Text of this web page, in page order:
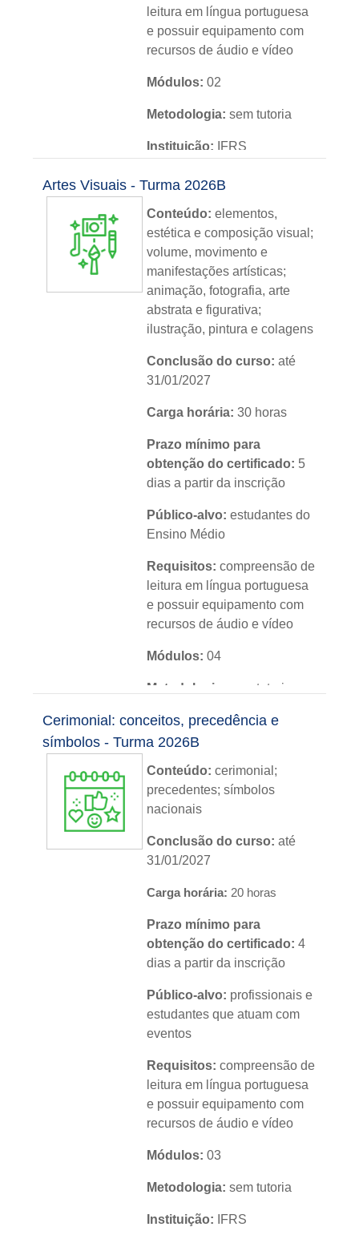
leitura em língua portuguesa
e possuir equipamento com
recursos de áudio e vídeo
Módulos: 02
Metodologia: sem tutoria
Instituição: IFRS
Nível: básico
Idioma:português
Artes Visuais - Turma 2026B
Conteúdo:elementos,
estética e composição visual;
volume, movimento e
manifestações artísticas;
animação, fotografia, arte
abstrata e figurativa;
ilustração, pintura e colagens
Conclusão do curso: até
31/01/2027
Carga horária:30 horas
Prazo mínimo para
obtenção do certificado: 5
dias a partir da inscrição
Público-alvo:estudantes do
Ensino Médio
Requisitos: compreensão de
leitura em língua portuguesa
e possuir equipamento com
recursos de áudio e vídeo
Módulos: 04
Metodologia: sem tutoria
Instituição:IFRS
Idioma:português
Cerimonial: conceitos, precedência e
símbolos - Turma 2026B
Conteúdo: cerimonial;
precedentes; símbolos
nacionais
Conclusão do curso: até
31/01/2027
Carga horária: 20 horas
Prazo mínimo para
obtenção do certificado:4
dias a partir da inscrição
Público-alvo: profissionais e
estudantes que atuam com
eventos
Requisitos: compreensão de
leitura em língua portuguesa
e possuir equipamento com
recursos de áudio e vídeo
Módulos: 03
Metodologia: sem tutoria
Instituição: IFRS